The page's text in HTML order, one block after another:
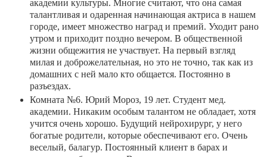
академии культуры. Многие считают, что она самая
талантливая и одаренная начинающая актриса в нашем
городе, имеет множество наград и премий. Уходит рано
утром и приходит поздно вечером. В общественной
жизни общежития не участвует. На первый взгляд
милая и доброжелательная, но это не точно, так как из
домашних с ней мало кто общается. Постоянно в
разъездах.
Комната №6. Юрий Мороз, 19 лет. Студент мед.
академии. Никаким особым талантом не обладает, хотя
учится очень хорошо. Будущий нейрохирург, у него
богатые родители, которые обеспечивают его. Очень
веселый, балагур. Постоянный клиент в барах и